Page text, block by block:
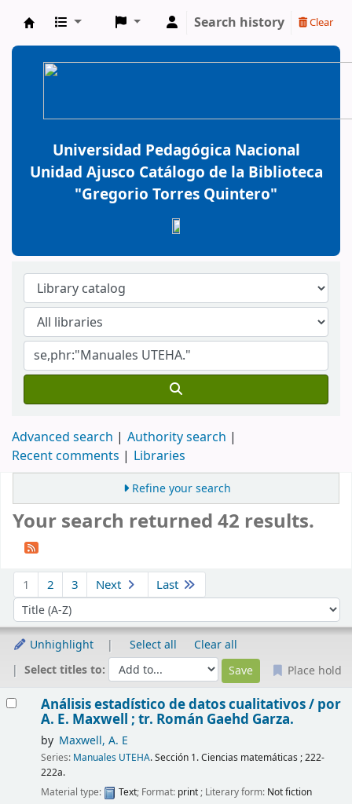
BiblioGTQ
Search history Clear
Universidad Pedagógica Nacional
Unidad Ajusco Catálogo de la Biblioteca
"Gregorio Torres Quintero"
Advanced search
Authority search
Recent comments
Libraries
Refine your search
Your search returned 42 results.
1 2 3 Next Last
Sort by:
Unhighlight Select all
Clear all
Select titles to:
Place hold
Análisis estadístico de datos cualitativos / por
A. E. Maxwell ; tr. Román Gaehd Garza.
by Maxwell, A. E
Series: Manuales UTEHA. Sección 1. Ciencias matemáticas ; 222-
222a.
Material type:
Text; Format: print; Literary form: Not fiction